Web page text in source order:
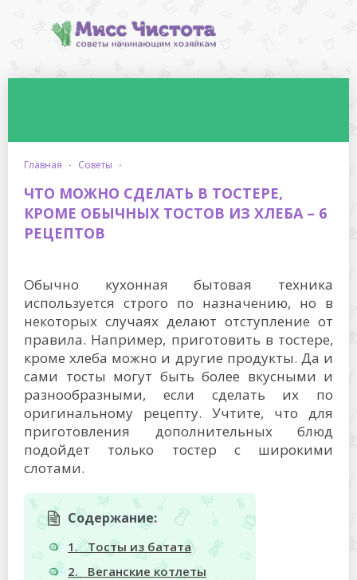
главная · советы ·
ЧТО МОЖНО СДЕЛАТЬ В ТОСТЕРЕ,
КРОМЕ ОБЫЧНЫХ ТОСТОВ ИЗ ХЛЕБА – 6
РЕЦЕПТОВ
Обычно кухонная бытовая техника
используется строго по назначению, но в
некоторых случаях делают отступление от
правила. Например, приготовить в тостере,
кроме хлеба можно и другие продукты. Да и
сами тосты могут быть более вкусными и
разнообразными, если сделать их по
оригинальному рецепту. Учтите, что для
приготовления дополнительных блюд
подойдет только тостер с широкими
слотами.
Содержание:
1. Тосты из батата
2. Веганские котлеты